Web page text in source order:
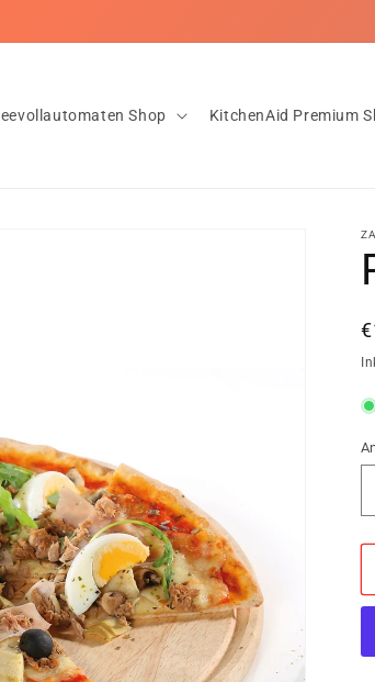
Shop KitchenAid Premium